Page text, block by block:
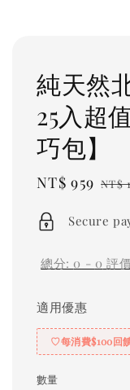
純天然
25入超
巧包】
Sale
NT$ 959 NT$
Secure
總分: 0 - 0 評價
適用優惠
♡每消費$100回
數量